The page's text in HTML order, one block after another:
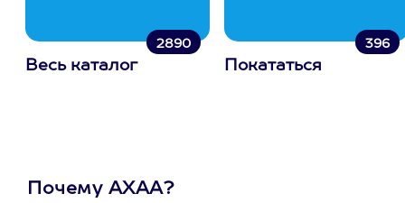
2890
Весь каталог
396
Покататься
Почему АХАА?